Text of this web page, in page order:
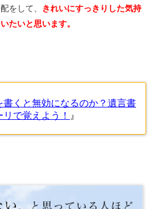
をして、
きれいにすっきりした気持
たいと思います。
書くと無効になるのか？遺言書
で覚えよう！
』